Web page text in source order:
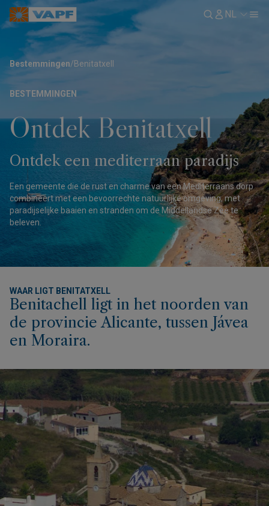
NL
Bestemmingen/Benitatxell
BESTEMMINGEN
Ontdek Benitatxell
Ontdek een mediterraan paradijs
Een gemeente die de rust en charme van een Mediterraans dorp
combineert met een bevoorrechte natuurlijke omgeving, met
paradijselijke baaien en stranden om de Middellandse Zee te
beleven.
WAAR LIGT BENITATXELL
Benitachell ligt in het noorden van
de provincie Alicante, tussen Jávea
en Moraira.